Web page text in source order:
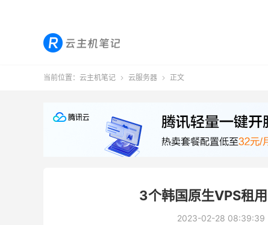
当前位置： 云主机笔记  云服务器  正文
3个韩国原生VPS租
2023-02-28 08:39:39